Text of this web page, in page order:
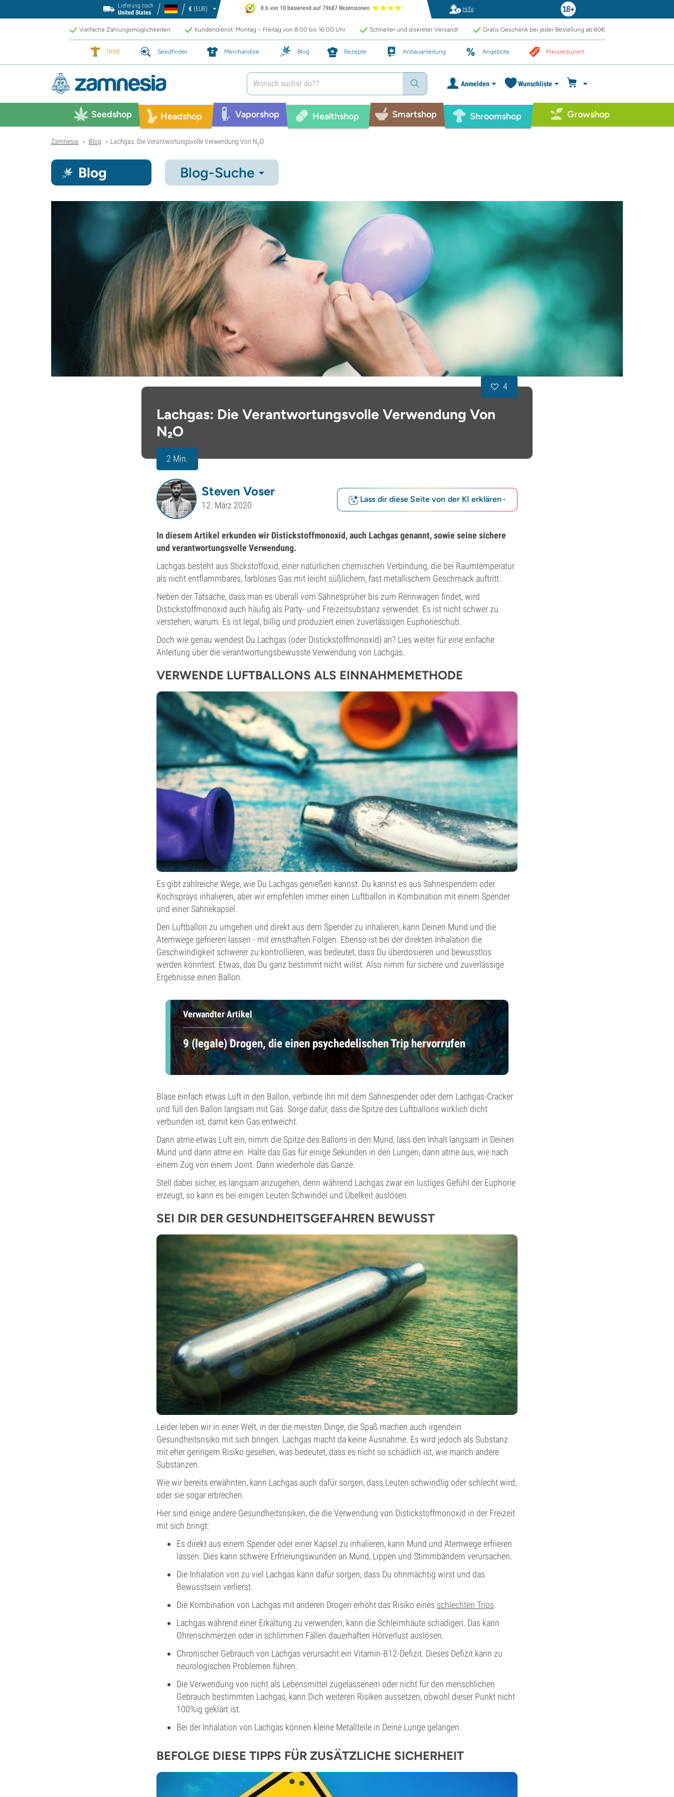
Lieferung nach
United States
€ (EUR) 8.6 von 10 basierend auf 79687 Rezensionen Hilfe
Vielfache Zahlungsmöglichkeiten Kundendienst: Montag – Freitag von 8:00 bis 16:00 Uhr Schneller und diskreter Versand! Gratis Geschenk bei jeder Bestellung ab 60€
TRIBE Seedfinder Merchandise Blog Rezepte Anbauanleitung Angebote Preisreduziert
Anmelden Wunschliste
Seedshop Headshop Vaporshop Healthshop Smartshop Shroomshop Growshop
Zamnesia > Blog > Lachgas: Die Verantwortungsvolle Verwendung Von N₂O
Blog Blog-Suche
Lachgas: Die Verantwortungsvolle Verwendung Von
N₂O
2 Min.
4
Steven Voser
12. März 2020
Lass dir diese Seite von der KI erklären
In diesem Artikel erkunden wir Distickstoffmonoxid, auch Lachgas genannt, sowie seine sichere
und verantwortungsvolle Verwendung.
Lachgas besteht aus Stickstoffoxid, einer natürlichen chemischen Verbindung, die bei Raumtemperatur
als nicht entflammbares, farbloses Gas mit leicht süßlichem, fast metallischem Geschmack auftritt.
Neben der Tatsache, dass man es überall vom Sahnesprüher bis zum Rennwagen findet, wird
Distickstoffmonoxid auch häufig als Party- und Freizeitsubstanz verwendet. Es ist nicht schwer zu
verstehen, warum: Es ist legal, billig und produziert einen zuverlässigen Euphorieschub.
Doch wie genau wendest Du Lachgas (oder Distickstoffmonoxid) an? Lies weiter für eine einfache
Anleitung über die verantwortungsbewusste Verwendung von Lachgas.
VERWENDE LUFTBALLONS ALS EINNAHMEMETHODE
Es gibt zahlreiche Wege, wie Du Lachgas genießen kannst. Du kannst es aus Sahnespendern oder
Kochsprays inhalieren, aber wir empfehlen immer einen Luftballon in Kombination mit einem Spender
und einer Sahnekapsel.
Den Luftballon zu umgehen und direkt aus dem Spender zu inhalieren, kann Deinen Mund und die
Atemwege gefrieren lassen - mit ernsthaften Folgen. Ebenso ist bei der direkten Inhalation die
Geschwindigkeit schwerer zu kontrollieren, was bedeutet, dass Du überdosieren und bewusstlos
werden könntest. Etwas, das Du ganz bestimmt nicht willst. Also nimm für sichere und zuverlässige
Ergebnisse einen Ballon.
Verwandter Artikel
9 (legale) Drogen, die einen psychedelischen Trip hervorrufen
Blase einfach etwas Luft in den Ballon, verbinde ihn mit dem Sahnespender oder dem Lachgas-Cracker
und füll den Ballon langsam mit Gas. Sorge dafür, dass die Spitze des Luftballons wirklich dicht
verbunden ist, damit kein Gas entweicht.
Dann atme etwas Luft ein, nimm die Spitze des Ballons in den Mund, lass den Inhalt langsam in Deinen
Mund und dann atme ein. Halte das Gas für einige Sekunden in den Lungen, dann atme aus, wie nach
einem Zug von einem Joint. Dann wiederhole das Ganze.
Stell dabei sicher, es langsam anzugehen, denn während Lachgas zwar ein lustiges Gefühl der Euphorie
erzeugt, so kann es bei einigen Leuten Schwindel und Übelkeit auslösen.
SEI DIR DER GESUNDHEITSGEFAHREN BEWUSST
Leider leben wir in einer Welt, in der die meisten Dinge, die Spaß machen auch irgendein
Gesundheitsrisiko mit sich bringen. Lachgas macht da keine Ausnahme. Es wird jedoch als Substanz
mit eher geringem Risiko gesehen, was bedeutet, dass es nicht so schädlich ist, wie manch andere
Substanzen.
Wie wir bereits erwähnten, kann Lachgas auch dafür sorgen, dass Leuten schwindlig oder schlecht wird,
oder sie sogar erbrechen.
Hier sind einige andere Gesundheitsrisiken, die die Verwendung von Distickstoffmonoxid in der Freizeit
mit sich bringt:
Es direkt aus einem Spender oder einer Kapsel zu inhalieren, kann Mund und Atemwege erfrieren
lassen. Dies kann schwere Erfrierungswunden an Mund, Lippen und Stimmbändern verursachen.
Die Inhalation von zu viel Lachgas kann dafür sorgen, dass Du ohnmächtig wirst und das
Bewusstsein verlierst.
Die Kombination von Lachgas mit anderen Drogen erhöht das Risiko eines schlechten Trips.
Lachgas während einer Erkältung zu verwenden, kann die Schleimhäute schädigen. Das kann
Ohrenschmerzen oder in schlimmen Fällen dauerhaften Hörverlust auslösen.
Chronischer Gebrauch von Lachgas verursacht ein Vitamin-B12-Defizit. Dieses Defizit kann zu
neurologischen Problemen führen.
Die Verwendung von nicht als Lebensmittel zugelassenem oder nicht für den menschlichen
Gebrauch bestimmten Lachgas, kann Dich weiteren Risiken aussetzen, obwohl dieser Punkt nicht
100%ig geklärt ist.
Bei der Inhalation von Lachgas können kleine Metallteile in Deine Lunge gelangen.
BEFOLGE DIESE TIPPS FÜR ZUSÄTZLICHE SICHERHEIT